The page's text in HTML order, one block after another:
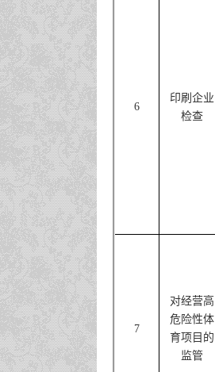
6
印刷企业
检查
7
对经营高
危险性体
育项目的
监管